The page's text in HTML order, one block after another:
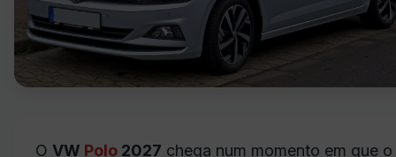
O VW Polo 2027 chega num momento em que o